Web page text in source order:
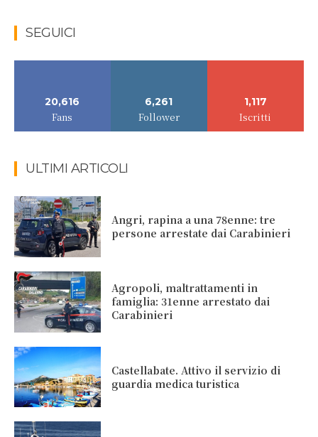
SEGUICI
20,616
Fans
6,261
Follower
1,117
Iscritti
ULTIMI ARTICOLI
Angri, rapina a una 78enne: tre
persone arrestate dai Carabinieri
Agropoli, maltrattamenti in
famiglia: 31enne arrestato dai
Carabinieri
Castellabate. Attivo il servizio di
guardia medica turistica